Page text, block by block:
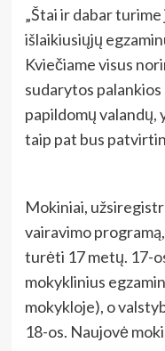
„Štai ir dabar
išlaikiusiųjų
Kviečiame visus
sudarytos palankios
papildomų valandų,
taip pat bus
Mokiniai,
vairavimo
turėti 17 metų. 17-
mokyklinius
mokykloje), o
18-os. Naujovė